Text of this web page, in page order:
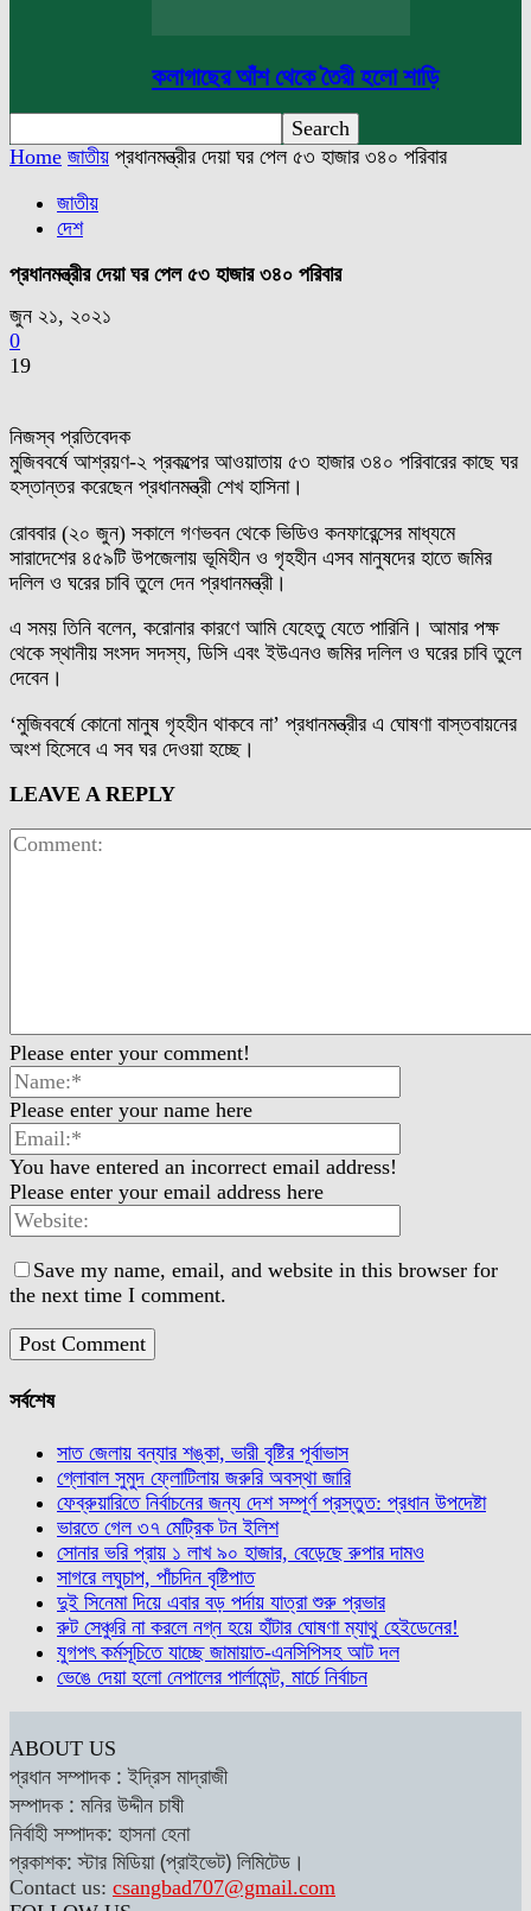
কলাগাছের আঁশ থেকে তৈরী হলো শাড়ি
Home জাতীয় প্রধানমন্ত্রীর দেয়া ঘর পেল ৫৩ হাজার ৩৪০ পরিবার
জাতীয়
দেশ
প্রধানমন্ত্রীর দেয়া ঘর পেল ৫৩ হাজার ৩৪০ পরিবার
জুন ২১, ২০২১
0
19
নিজস্ব প্রতিবেদক
মুজিববর্ষে আশ্রয়ণ-২ প্রকল্পের আওয়াতায় ৫৩ হাজার ৩৪০ পরিবারের কাছে ঘর
হস্তান্তর করেছেন প্রধানমন্ত্রী শেখ হাসিনা।
রোববার (২০ জুন) সকালে গণভবন থেকে ভিডিও কনফারেন্সের মাধ্যমে
সারাদেশের ৪৫৯টি উপজেলায় ভূমিহীন ও গৃহহীন এসব মানুষদের হাতে জমির
দলিল ও ঘরের চাবি তুলে দেন প্রধানমন্ত্রী।
এ সময় তিনি বলেন, ‌করোনার কারণে আমি যেহেতু যেতে পারিনি। আমার পক্ষ
থেকে স্থানীয় সংসদ সদস্য, ডিসি এবং ইউএনও জমির দলিল ও ঘরের চাবি তুলে
দেবেন।
‘মুজিববর্ষে কোনো মানুষ গৃহহীন থাকবে না’ প্রধানমন্ত্রীর এ ঘোষণা বাস্তবায়নের
অংশ হিসেবে এ সব ঘর দেওয়া হচ্ছে।
LEAVE A REPLY
Please enter your comment!
Please enter your name here
You have entered an incorrect email address!
Please enter your email address here
Save my name, email, and website in this browser for
the next time I comment.
সর্বশেষ
সাত জেলায় বন্যার শঙ্কা, ভারী বৃষ্টির পূর্বাভাস
গ্লোবাল সুমুদ ফ্লোটিলায় জরুরি অবস্থা জারি
ফেব্রুয়ারিতে নির্বাচনের জন্য দেশ সম্পূর্ণ প্রস্তুত: প্রধান উপদেষ্টা
ভারতে গেল ৩৭ মেট্রিক টন ইলিশ
সোনার ভরি প্রায় ১ লাখ ৯০ হাজার, বেড়েছে রুপার দামও
সাগরে লঘুচাপ, পাঁচদিন বৃষ্টিপাত
দুই সিনেমা দিয়ে এবার বড় পর্দায় যাত্রা শুরু প্রভার
রুট সেঞ্চুরি না করলে নগ্ন হয়ে হাঁটার ঘোষণা ম্যাথু হেইডেনের!
যুগপৎ কর্মসূচিতে যাচ্ছে জামায়াত-এনসিপিসহ আট দল
ভেঙে দেয়া হলো নেপালের পার্লামেন্ট, মার্চে নির্বাচন
ABOUT US
প্রধান সম্পাদক : ইদ্রিস মাদ্রাজী
সম্পাদক : মনির উদ্দীন চাষী
নির্বাহী সম্পাদক: হাসনা হেনা
প্রকাশক: স্টার মিডিয়া (প্রাইভেট) লিমিটেড।
Contact us: csangbad707@gmail.com